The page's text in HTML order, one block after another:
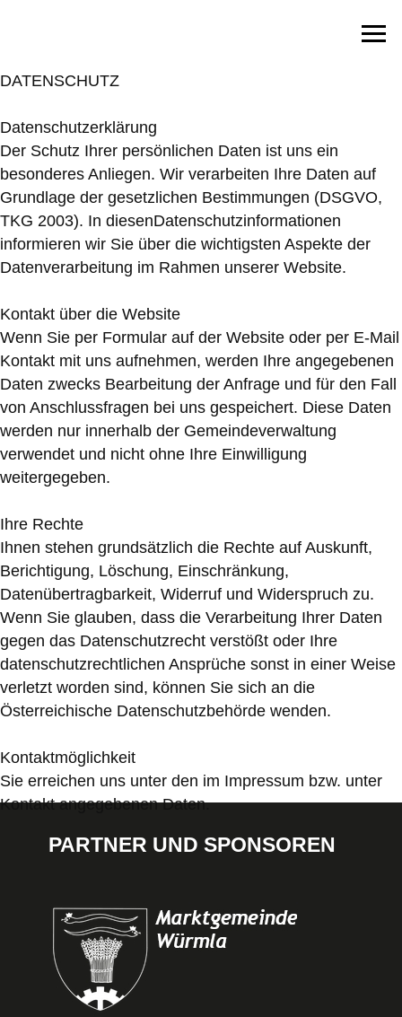
WÜRMLAS WÄNDE
DAS PROJEKT
WÄNDE
WANDERWEG
BUCH
HERZOG & LEITNER
DATENSCHUTZ
Datenschutzerklärung
Der Schutz Ihrer persönlichen Daten ist uns ein
besonderes Anliegen. Wir verarbeiten Ihre Daten auf
Grundlage der gesetzlichen Bestimmungen (DSGVO,
TKG 2003). In diesenDatenschutzinformationen
informieren wir Sie über die wichtigsten Aspekte der
Datenverarbeitung im Rahmen unserer Website.
Kontakt über die Website
Wenn Sie per Formular auf der Website oder per E-Mail
Kontakt mit uns aufnehmen, werden Ihre angegebenen
Daten zwecks Bearbeitung der Anfrage und für den Fall
von Anschlussfragen bei uns gespeichert. Diese Daten
werden nur innerhalb der Gemeindeverwaltung
verwendet und nicht ohne Ihre Einwilligung
weitergegeben.
Ihre Rechte
Ihnen stehen grundsätzlich die Rechte auf Auskunft,
Berichtigung, Löschung, Einschränkung,
Datenübertragbarkeit, Widerruf und Widerspruch zu.
Wenn Sie glauben, dass die Verarbeitung Ihrer Daten
gegen das Datenschutzrecht verstößt oder Ihre
datenschutzrechtlichen Ansprüche sonst in einer Weise
verletzt worden sind, können Sie sich an die
Österreichische Datenschutzbehörde wenden.
Kontaktmöglichkeit
Sie erreichen uns unter den im Impressum bzw. unter
Kontakt angegebenen Daten.
PARTNER UND SPONSOREN